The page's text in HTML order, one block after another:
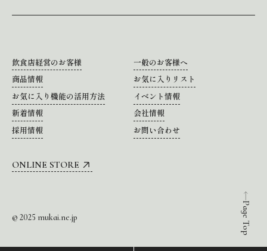
Page Top
飲食店経営のお客様
一般のお客様へ
商品情報
お気に入りリスト
お気に入り機能の活用方法
イベント情報
新着情報
会社情報
採用情報
お問い合わせ
ONLINE STORE
© 2025 mukai.ne.jp